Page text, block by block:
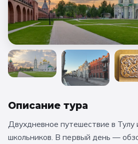
🎓 Выпускные 4 класса
🎨 ПО ТЕМАТИКЕ
Обзорные по Москве
Кремль и Красная площадь
Военно-патриотические
🧭 НАПРАВЛЕНИЯ
Все туры Москва
Санкт-Петербург Карелия
Беларусь Калининград
Ростов Великий
Описание тура
Двухдневное путешествие в
школьников. В первый день —